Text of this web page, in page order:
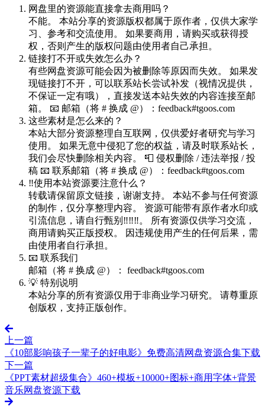
网盘里的资源能直接拿去商用吗？
不能。 本站分享的资源版权都属于原作者，仅供大家学
习、参考和交流使用。 如果要商用，请购买或获得授
权，否则产生的版权问题由使用者自己承担。
链接打不开或失效怎么办？
有些网盘资源可能会因为被删除等原因而失效。 如果发
现链接打不开，可以联系站长尝试补发（视情况提供，
不保证一定有哦），直接发送本站失效的内容连接至邮
箱。 📧 邮箱（将 # 换成 @）：feedback#tgoos.com
这些素材是怎么来的？
本站大部分资源整理自互联网，仅供爱好者研究与学习
使用。 如果无意中侵犯了您的权益，请及时联系站长，
我们会尽快删除相关内容。 📮 侵权删除 / 违法举报 / 投
稿 📧 联系邮箱（将 # 换成 @）：feedback#tgoos.com
‼️使用本站资源要注意什么？
转载请保留原文链接，谢谢支持。 本站不参与任何资源
的制作，仅分享整理内容。 资源可能带有原作者水印或
引流信息，请自行甄别‼️‼️‼️。 所有资源仅供学习交流，
商用请购买正版授权。 因违规使用产生的任何后果，需
由使用者自行承担。
📧 联系我们
邮箱（将 # 换成 @）： feedback#tgoos.com
💡 特别说明
本站分享的所有资源仅用于非商业学习研究。 请尊重原
创版权，支持正版创作。
上一篇
《10部影响孩子一辈子的好电影》免费高清网盘资源合集下载
下一篇
《PPT素材超级集合》460+模板+10000+图标+商用字体+背景
音乐网盘资源下载